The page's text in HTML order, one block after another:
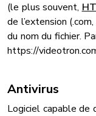
(le plus souvent,
de l’extension
du nom du fichier.
https://
Antivirus
Logiciel capable de